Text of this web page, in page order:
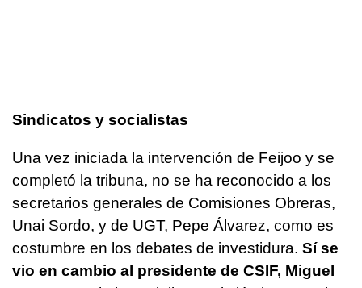
Sindicatos y socialistas
Una vez iniciada la intervención de Feijoo y se
completó la tribuna, no se ha reconocido a los
secretarios generales de Comisiones Obreras,
Unai Sordo, y de UGT, Pepe Álvarez, como es
costumbre en los debates de investidura. Sí se
vio en cambio al presidente de CSIF, Miguel